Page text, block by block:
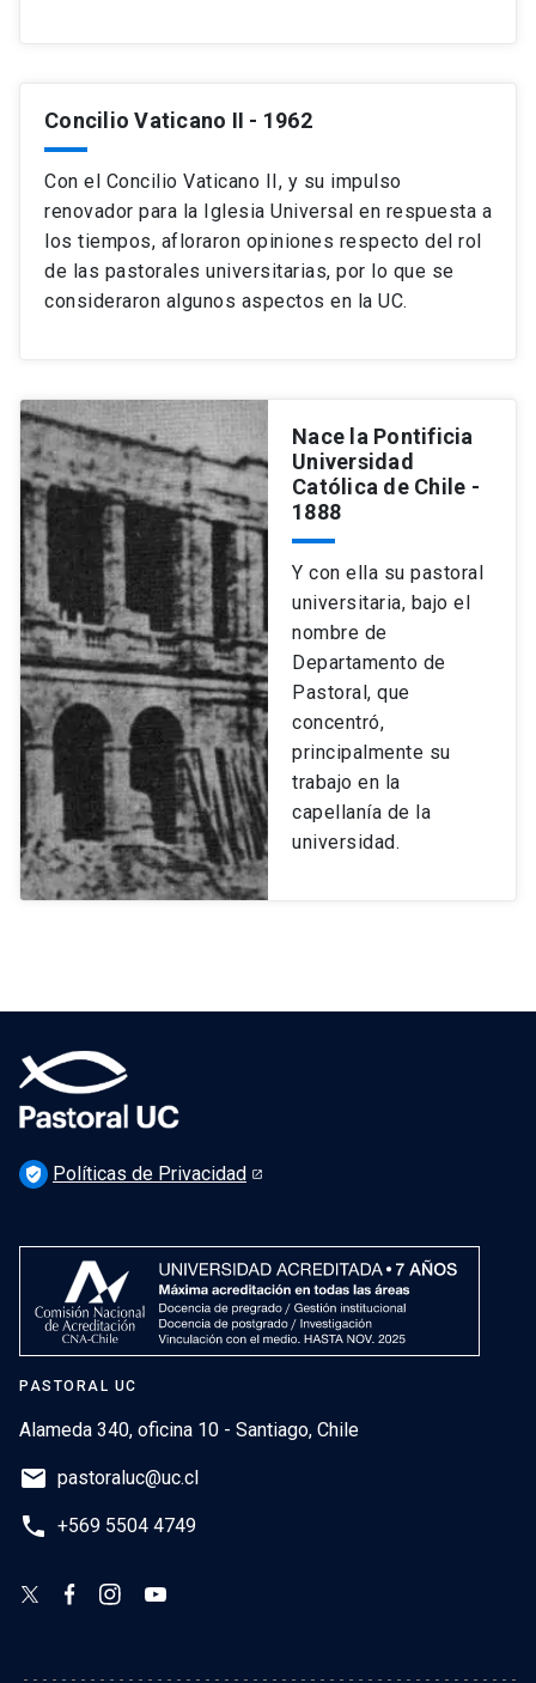
Concilio Vaticano II - 1962
Con el Concilio Vaticano II, y su impulso
renovador para la Iglesia Universal en respuesta a
los tiempos, afloraron opiniones respecto del rol
de las pastorales universitarias, por lo que se
consideraron algunos aspectos en la UC.
Nace la Pontificia
Universidad
Católica de Chile -
1888
Y con ella su pastoral
universitaria, bajo el
nombre de
Departamento de
Pastoral, que
concentró,
principalmente su
trabajo en la
capellanía de la
universidad.
verified_user Políticas de Privacidad
PASTORAL UC
Alameda 340, oficina 10 - Santiago, Chile
email pastoraluc@uc.cl
phone +569 5504 4749